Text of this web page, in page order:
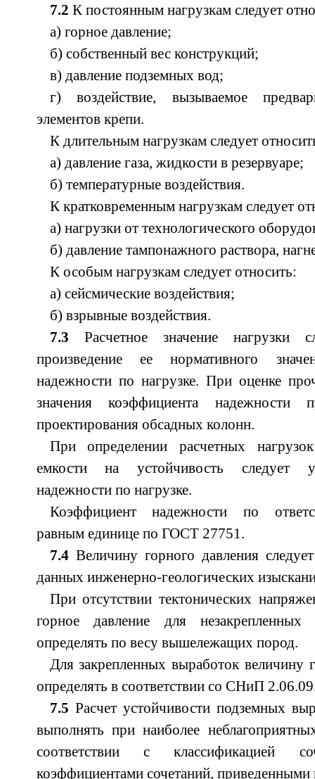
7.2 К постоянным нагрузкам следует
а) горное давление;
б) собственный вес конструкций;
в) давление подземных вод;
г) воздействие, вызываемое
элементов крепи.
К длительным нагрузкам следует
а) давление газа, жидкости в резервуаре;
б) температурные воздействия.
К кратковременным нагрузкам следует
а) нагрузки от технологического
б) давление тампонажного раствора,
К особым нагрузкам следует относить:
а) сейсмические воздействия;
б) взрывные воздействия.
7.3 Расчетное значение нагрузки
произведение ее нормативного
надежности по нагрузке. При оценке
значения коэффициента
проектирования обсадных колонн.
При определении расчетных
емкости на устойчивость следует
надежности по нагрузке.
Коэффициент надежности по
равным единице по ГОСТ 27751.
7.4Величину горного давления
данных инженерно-геологических
При отсутствии тектонических
горное давление для незакрепленных
определять по весу вышележащих пород.
Для закрепленных выработок величину
определять в соответствии со СНиП
7.5 Расчет устойчивости подземных
выполнять при наиболее
соответствии с классификацией
коэффициентами сочетаний,